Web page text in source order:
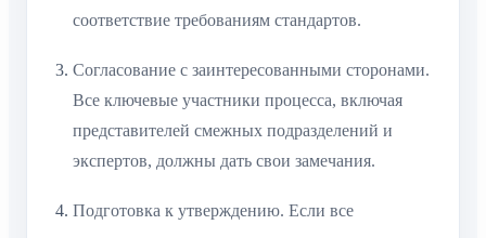
соответствие требованиям стандартов.
Согласование с заинтересованными сторонами.
Все ключевые участники процесса, включая
представителей смежных подразделений и
экспертов, должны дать свои замечания.
Подготовка к утверждению. Если все